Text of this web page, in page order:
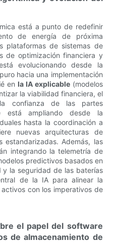
está a punto de redefinir
de energía de próxima
plataformas de sistemas de
de optimización financiera y
evolucionando desde la
hacia una implementación
en la IA explicable(modelos
la viabilidad financiera, el
confianza de las partes
está ampliando desde la
hasta la coordinación a
nuevas arquitecturas de
estandarizadas. Además, las
integrando la telemetría de
predictivos basados ​​en
y la seguridad de las baterías
de la IA para alinear la
con los imperativos de
el papel del software
de almacenamiento de